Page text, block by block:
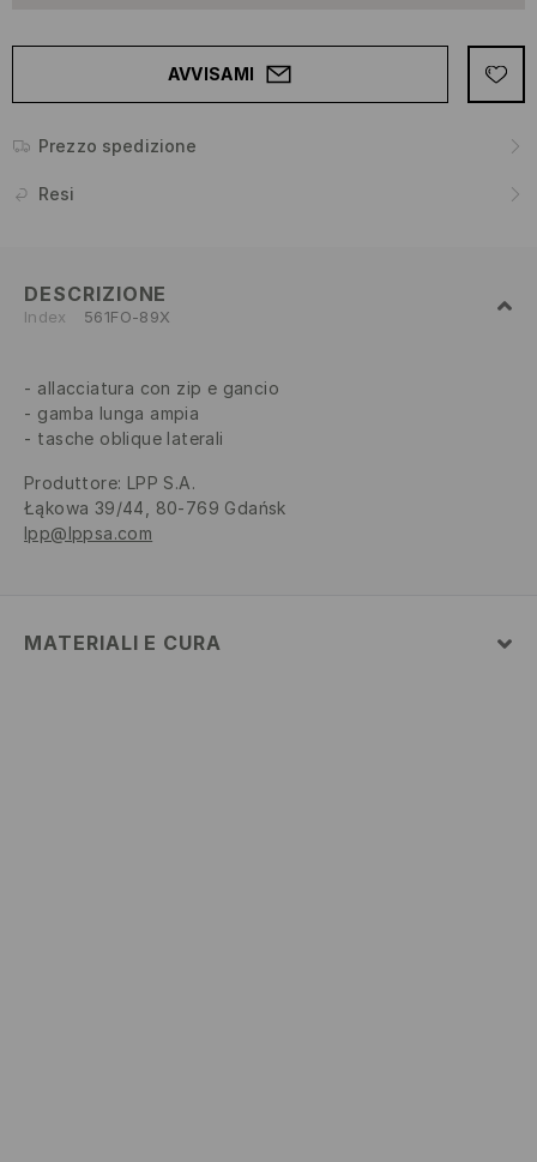
AVVISAMI
Prezzo spedizione
Resi
DESCRIZIONE
Index 561FO-89X
allacciatura con zip e gancio
gamba lunga ampia
tasche oblique laterali
Produttore: LPP S.A.
Łąkowa 39/44, 80-769 Gdańsk
lpp@lppsa.com
MATERIALI E CURA